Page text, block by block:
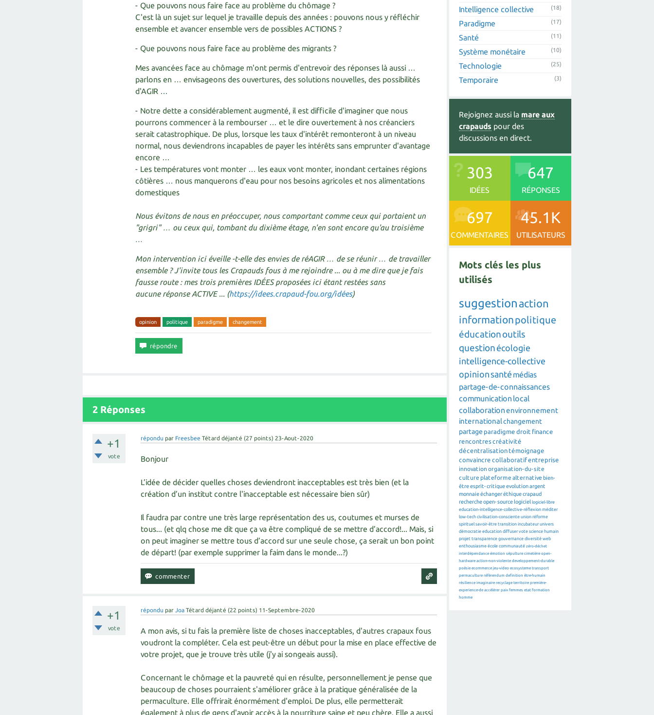
- Que pouvons nous faire face au problème du chômage ?
C'est là un sujet sur lequel je travaille depuis des années : pouvons nous y réfléchir
ensemble et avancer ensemble vers de possibles ACTIONS ?
- Que pouvons nous faire face au problème des migrants ?
Mes avancées face au chômage m'ont permis d'entrevoir des réponses là aussi …
parlons en … envisageons des ouvertures, des solutions nouvelles, des possibilités
d'AGIR …
- Notre dette a considérablement augmenté, il est difficile d'imaginer que nous
pourrons commencer à la rembourser … et le dire ouvertement à nos créanciers
serait catastrophique. De plus, lorsque les taux d'intérêt remonteront à un niveau
normal, nous deviendrons incapables de payer les intérêts sans emprunter d'avantage
encore …
- Les températures vont monter … les eaux vont monter, inondant certaines régions
côtières … nous manquerons d'eau pour nos besoins agricoles et nos alimentations
domestiques
Nous évitons de nous en préoccuper, nous comportant comme ceux qui portaient un
"grigri" … ou ceux qui, tombant du dixième étage, n'en sont encore qu'au troisième
…
Mon intervention ici éveille -t-elle des envies de réAGIR … de se réunir … de travailler
ensemble ? J'invite tous les Crapauds fous à me rejoindre ... ou à me dire que je fais
fausse route : mes trois premières IDÉES proposées ici étant restées sans
aucune réponse ACTIVE ... (https://idees.crapaud-fou.org/idées)
opinion politique paradigme changement
2 Réponses
+1
vote
répondu par Freesbee Tétard déjanté (27 points) 23-Aout-2020
Bonjour
L’idée de décider quelles choses deviendront inacceptables est très bien (et la
création d’un institut contre l'inacceptable est nécessaire bien sûr)
Il faudra par contre une très large représentation des us, coutumes et murses de
tous... (et qlq chose me dit que ça va être compliqué de se mettre d’accord!... Mais, si
on peut imaginer se mettre tous d’accord sur une seule chose, ça serait un bon point
de départ! (par exemple supprimer la faim dans le monde...?)
+1
vote
répondu parJoa Tétard déjanté (22 points) 11-Septembre-2020
A mon avis, si tu fais la première liste de choses inacceptables, d'autres crapaux fous
voudront la compléter. Cela est peut-être un début pour la mise en place effective de
votre projet, que je trouve très utile (j'y ai songeais aussi).
Concernant le chômage et la pauvreté qui en résulte, personnellement je pense que
beaucoup de choses pourraient s'améliorer grâce à la pratique généralisée de la
permaculture. Elle offrirait énormément d'emploi. De plus, elle permetterait
également à plus de gens d'avoir accès à la nourriture saine et peu chère. Elle a aussi
Intelligence collective (18)
Paradigme (17)
Santé (11)
Système monétaire (10)
Technologie (25)
Temporaire (3)
Rejoignez aussi la mare aux
crapauds pour des
discussions en direct.
303
IDÉES
647
RÉPONSES
697
COMMENTAIRES
45.1K
UTILISATEURS
Mots clés les plus
utilisés
suggestion action
informationpolitique
éducationoutils
question écologie
intelligence-collective
opinion santé médias
partage-de-connaissances
communication local
collaborationenvironnement
internationalchangement
partage paradigme droit finance
rencontrescréativité
décentralisation témoignage
convaincre collaboratifentreprise
innovation organisation-du-site
culture plateforme alternative bien-
êtreesprit-critiqueevolutionargent
monnaieéchangeréthiquecrapaud
rechercheopen-source logiciel logiciel-libre
education-intelligence-collective-réflexion méditer
low-tech civilisation-consciente union réforme
spirituel savoir-être transition incubateur univers
démocratie education diffuser vote science humain
projet transparence gouvernance diversité web
enthousiasme école communauté zéro-déchet
interdépendance émotion sépulture cimetière open-
hardware action-non-violente developpement-durable
poésie ecommerce jeu-video ecosysteme transport
permaculture référendum definition être-humain
résilience imaginaire recyclage territoire première-
experience-de accélérer paix femmes etat formation
homme